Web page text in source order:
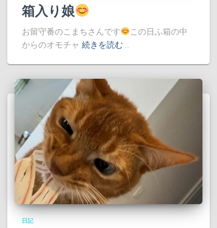
箱入り娘
お留守番のこまちさんです
この日ふ箱の中
からのオモチャ 続きを読む …
日記